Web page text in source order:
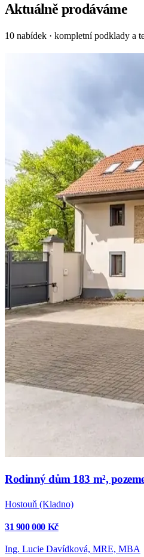
Aktuálně prodáváme
10 nabídek · kompletní podklady a
Rodinný dům 183 m²,
Hostouň (Kladno)
31 900 000 Kč
Ing. Lucie Davídková, MRE, MBA